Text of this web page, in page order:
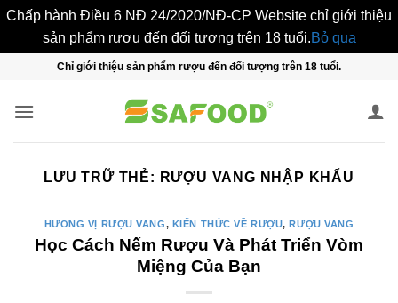
Chấp hành Điều 6 NĐ 24/2020/NĐ-CP Website chỉ giới thiệu
sản phẩm rượu đến đối tượng trên 18 tuổi.Bỏ qua
nội
Chỉ giới thiệu sản phẩm rượu đến đối tượng trên 18 tuổi.
LƯU TRỮ THẺ: RƯỢU VANG NHẬP KHẨU
HƯƠNG VỊ RƯỢU VANG, KIẾN THỨC VỀ RƯỢU,RƯỢU VANG
Học Cách Nếm Rượu Và Phát Triển Vòm
Miệng Của Bạn